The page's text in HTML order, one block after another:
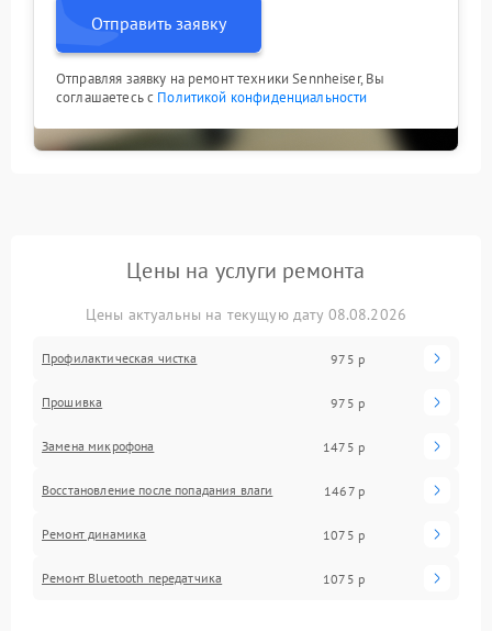
Отправить заявку
Отправляя заявку на ремонт техники Sennheiser, Вы
соглашаетесь с Политикой конфиденциальности
Цены на услуги ремонта
Цены актуальны на текущую дату 08.08.2026
Профилактическая чистка 975 р
Прошивка 975 р
Замена микрофона 1475 р
Восстановление после попадания влаги 1467 р
Ремонт динамика 1075 р
Ремонт Bluetooth передатчика 1075 р